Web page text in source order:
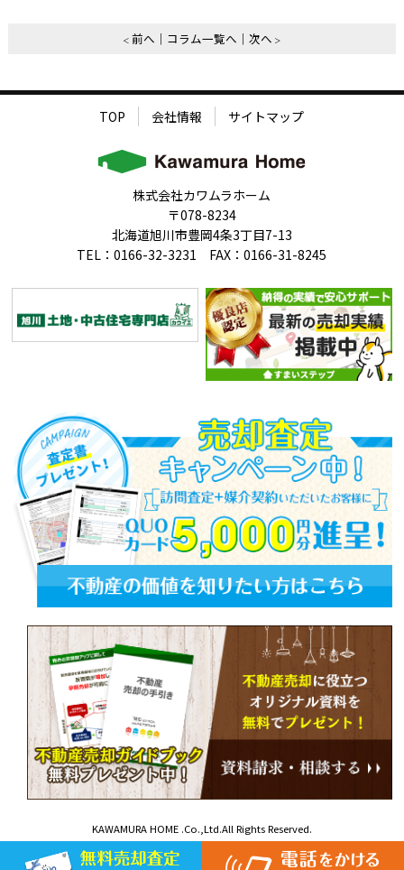
前へ コラム一覧へ 次へ
TOP 会社情報 サイトマップ
株式会社カワムラホーム
〒078-8234
北海道旭川市豊岡4条3丁目7-13
TEL：0166-32-3231 FAX：0166-31-8245
KAWAMURA HOME .Co.,Ltd.All Rights Reserved.